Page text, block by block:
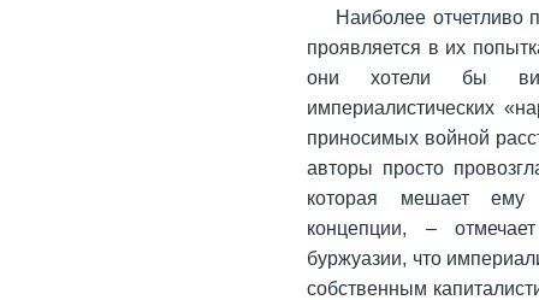
Наиболее отчетливо
проявляется в их
они хотели бы
империалистических
приносимых войной
авторы просто
которая мешает ему
концепции, –
буржуазии, что
собственным